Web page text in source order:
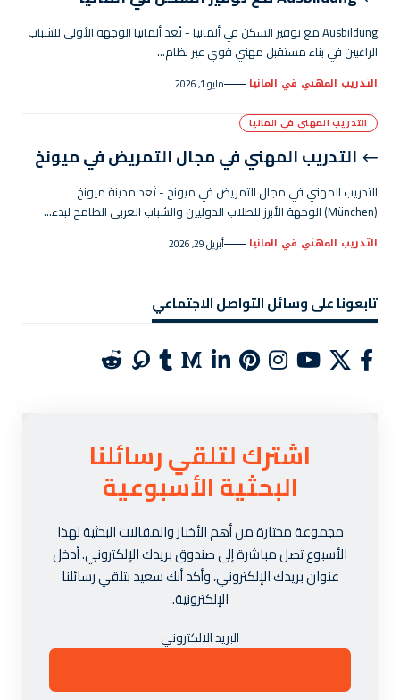
Ausbildung مع توفير السكن في ألمانيا - تُعد ألمانيا الوجهة الأولى للشباب
الراغبين في بناء مستقبل مهني قوي عبر نظام…
التدريب المهني في المانيا مايو 1, 2026
التدريب المهني في المانيا
التدريب المهني في مجال التمريض في ميونخ
التدريب المهني في مجال التمريض في ميونخ - تُعد مدينة ميونخ
(München) الوجهة الأبرز للطلاب الدوليين والشباب العربي الطامح لبدء…
التدريب المهني في المانيا أبريل 29, 2026
تابعونا على وسائل التواصل الاجتماعي
اشترك لتلقي رسائلنا
البحثية الأسبوعية
مجموعة مختارة من أهم الأخبار والمقالات البحثية لهذا
الأسبوع تصل مباشرة إلى صندوق بريدك الإلكتروني. أدخل
عنوان بريدك الإلكتروني، وأكد أنك سعيد بتلقي رسائلنا
الإلكترونية.
البريد الالكتروني